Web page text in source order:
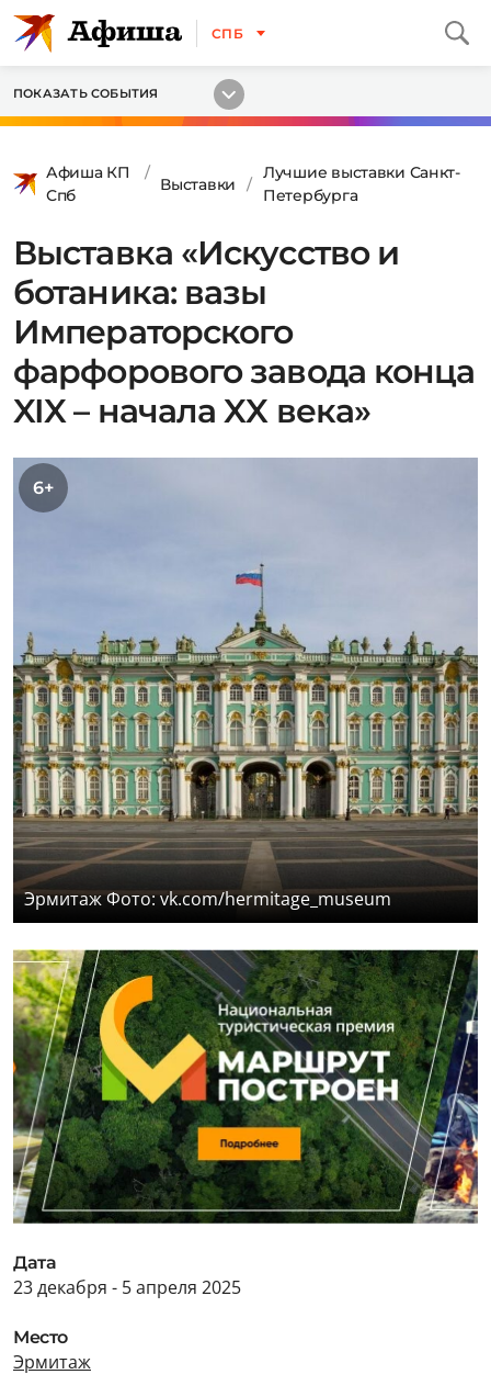
СПБ
ПОКАЗАТЬ СОБЫТИЯ
Афиша КП
Спб
Выставки
Лучшие выставки Санкт-
Петербурга
Выставка «Искусство и
ботаника: вазы
Императорского
фарфорового завода конца
XIX – начала XX века»
6+
Эрмитаж Фото: vk.com/hermitage_museum
Дата
23 декабря - 5 апреля 2025
Место
Эрмитаж